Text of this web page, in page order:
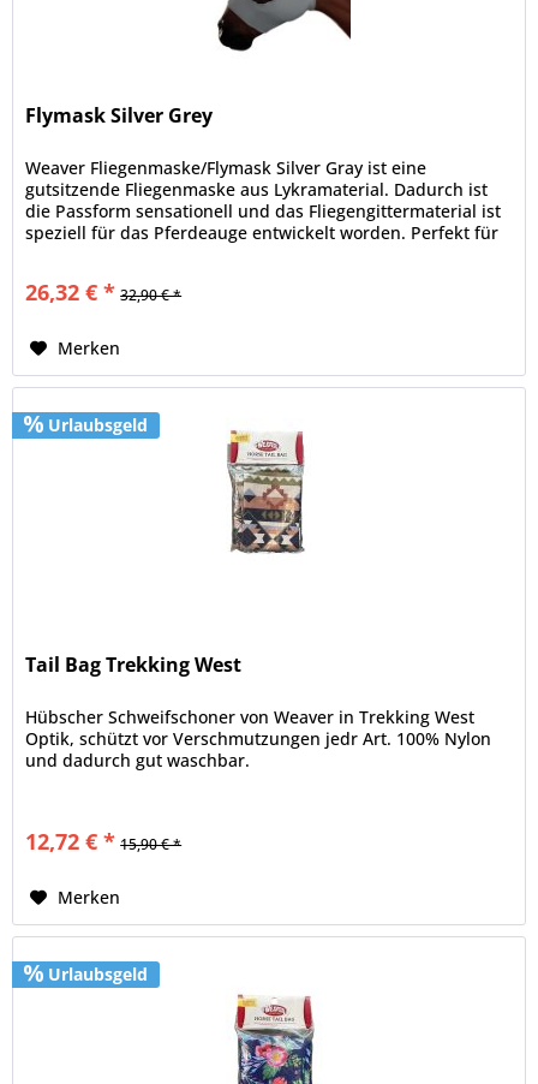
Flymask Silver Grey
Weaver Fliegenmaske/Flymask Silver Gray ist eine
gutsitzende Fliegenmaske aus Lykramaterial. Dadurch ist
die Passform sensationell und das Fliegengittermaterial ist
speziell für das Pferdeauge entwickelt worden. Perfekt für
26,32 € * 32,90 € *
Merken
Urlaubsgeld
Tail Bag Trekking West
Hübscher Schweifschoner von Weaver in Trekking West
Optik, schützt vor Verschmutzungen jedr Art. 100% Nylon
und dadurch gut waschbar.
12,72 € * 15,90 € *
Merken
Urlaubsgeld